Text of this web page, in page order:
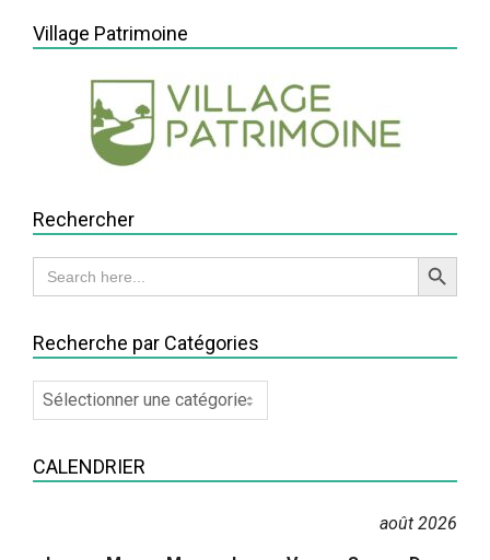
20
Village Patrimoine
Rechercher
Search
for:
Search Button
Recherche par Catégories
Recherche
par
CALENDRIER
août 2026